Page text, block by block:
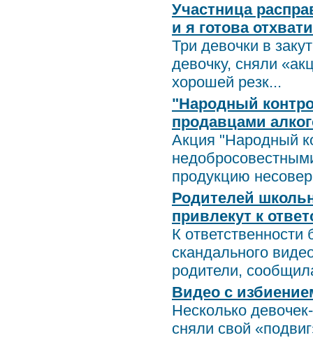
Участница
и я готова
Три девочки в
девочку, сняли
хорошей резк...
"Народный
продавцами
Акция "Народный
продукцию
Родителей
привлекут к
К
скандального
родители,
Видео с
Несколько
сняли свой